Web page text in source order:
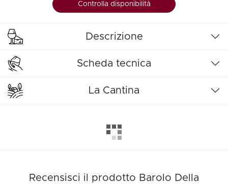
Controlla disponibilità
Descrizione
Scheda tecnica
La Cantina
Recensisci il prodotto Barolo Della